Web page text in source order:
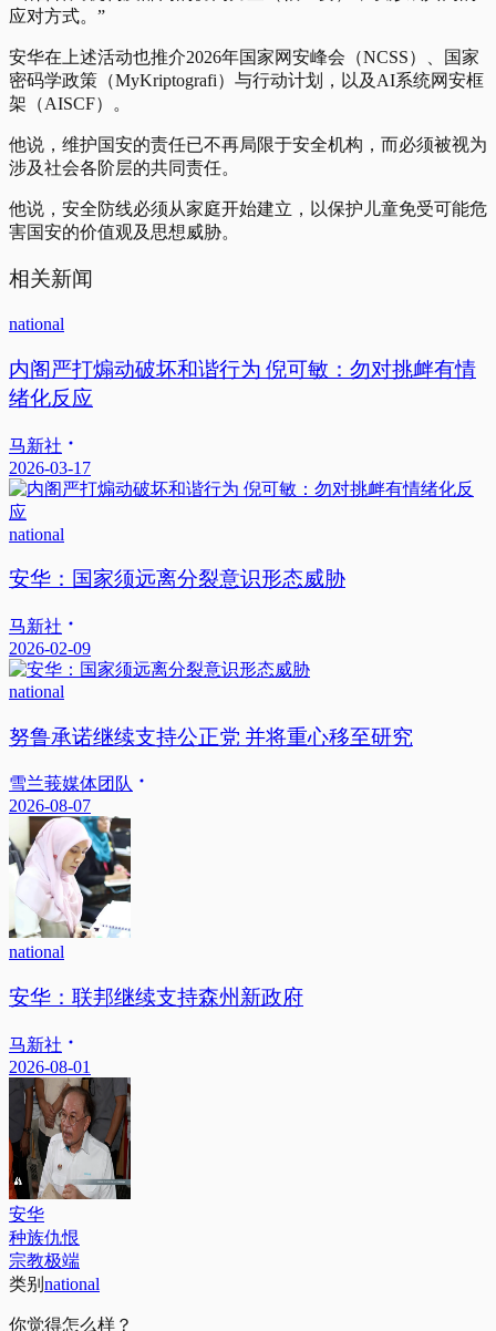
应对方式。”
安华在上述活动也推介2026年国家网安峰会（NCSS）、国家
密码学政策（MyKriptografi）与行动计划，以及AI系统网安框
架（AISCF）。
他说，维护国安的责任已不再局限于安全机构，而必须被视为
涉及社会各阶层的共同责任。
他说，安全防线必须从家庭开始建立，以保护儿童免受可能危
害国安的价值观及思想威胁。
相关新闻
national
内阁严打煽动破坏和谐行为 倪可敏：勿对挑衅有情
绪化反应
马新社
2026-03-17
national
安华：国家须远离分裂意识形态威胁
马新社
2026-02-09
national
努鲁承诺继续支持公正党 并将重心移至研究
雪兰莪媒体团队
2026-08-07
national
安华：联邦继续支持森州新政府
马新社
2026-08-01
安华
种族仇恨
宗教极端
类别 national
你觉得怎么样？